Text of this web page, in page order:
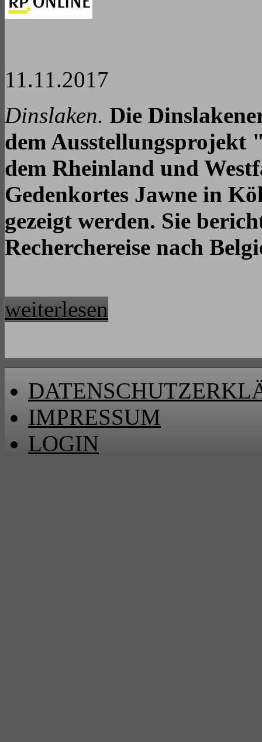
11.11.2017
Dinslaken. Die
dem Ausstellungsprojekt
dem Rheinland und
Gedenkortes Jawne in
gezeigt werden. Sie
Recherchereise nach
weiterlesen
IMPRESSUM
LOGIN